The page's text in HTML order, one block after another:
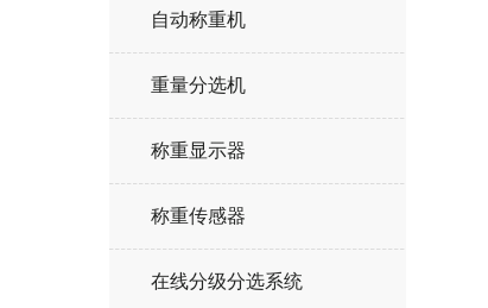
自动称重机
重量分选机
称重显示器
称重传感器
在线分级分选系统